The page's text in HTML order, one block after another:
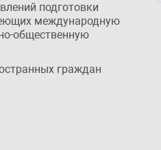
подготовки
международную
общественную
граждан